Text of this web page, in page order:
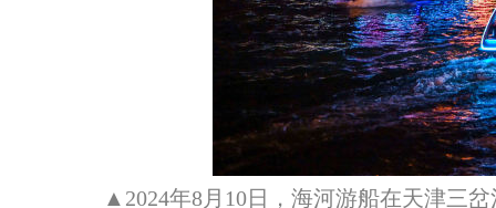
▲2024年8月10日，海河游船在天津三